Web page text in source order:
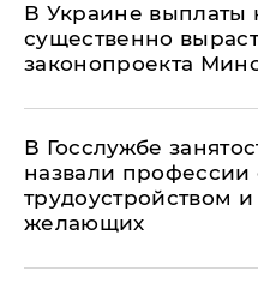
В Украине выплаты
существенно
законопроекта
В Госслужбе
назвали
трудоустройством
желающих